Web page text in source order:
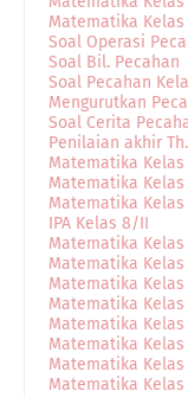
Matematika
Soal Operasi
Soal Bil. Pecahan
Soal Pecahan
Mengurutkan
Soal Cerita
Penilaian akhir Th.
Matematika
Matematika
Matematika
IPA Kelas 8/II
Matematika
Matematika
Matematika Kelas
Matematika
Matematika
Matematika
Matematika
Matematika Kelas